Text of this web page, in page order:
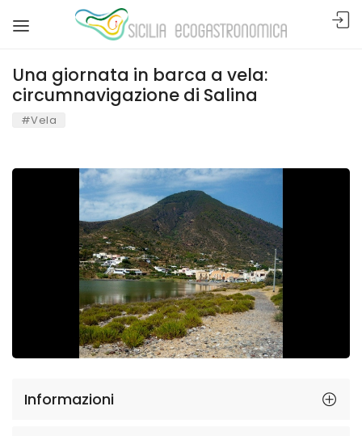
Una giornata in barca a vela:
circumnavigazione di Salina
#Vela
Informazioni